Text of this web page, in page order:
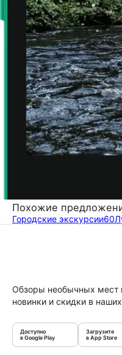
Похожие
Городские экскурсии60
Обзоры необычных мест
новинки и скидки в
Доступно
в Google Play
Загрузите
в App Store